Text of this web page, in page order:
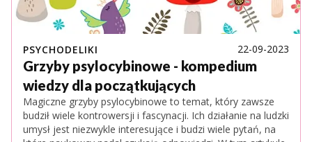
PSYCHODELIKI 22-09-2023
Grzyby psylocybinowe - kompedium
wiedzy dla początkujących
Magiczne grzyby psylocybinowe to temat, który zawsze
budził wiele kontrowersji i fascynacji. Ich działanie na ludzki
umysł jest niezwykle interesujące i budzi wiele pytań, na